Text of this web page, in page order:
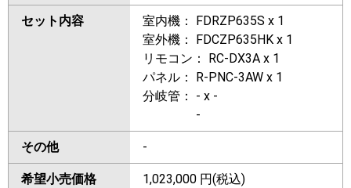
セット内容
室内機： FDRZP635S x 1
室外機： FDCZP635HK x 1
リモコン： RC-DX3A x 1
パネル： R-PNC-3AW x 1
分岐管： - x -
-
その他 -
希望小売価格 1,023,000 円(税込)